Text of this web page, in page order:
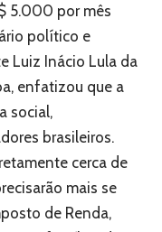
5.000 por mês
político e
Luiz Inácio Lula da
enfatizou que a
social,
brasileiros.
cerca de
mais se
de Renda,